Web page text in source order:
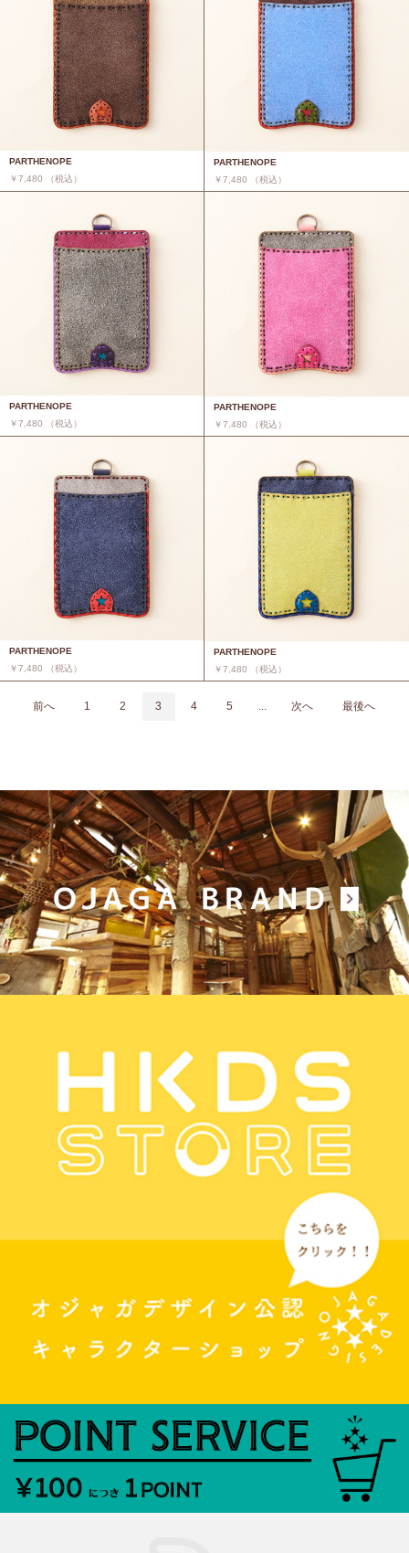
PARTHENOPE
￥7,480 （税込）
PARTHENOPE
￥7,480 （税込）
PARTHENOPE
￥7,480 （税込）
PARTHENOPE
￥7,480 （税込）
PARTHENOPE
￥7,480 （税込）
PARTHENOPE
￥7,480 （税込）
前へ 1 2 3 4 5 ... 次へ 最後へ